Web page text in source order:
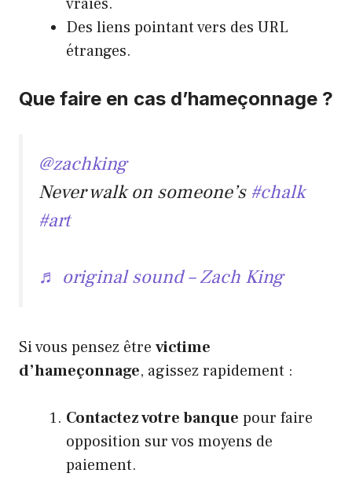
Des liens pointant vers des URL
étranges.
Que faire en cas d’hameçonnage ?
@zachking
Never walk on someone’s #chalk
#art
♬ original sound – Zach King
Si vous pensez être victime
d’hameçonnage, agissez rapidement :
Contactez votre banque pour faire
opposition sur vos moyens de
paiement.